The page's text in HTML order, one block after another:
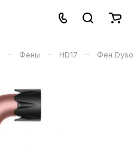
– Фены – HD17 – Фен